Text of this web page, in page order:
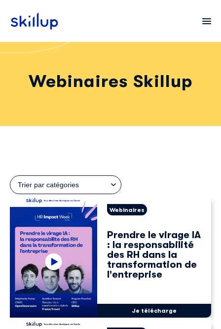
Clients
Webinaires Skillup
Trier par catégories
Webinaires
Prendre le virage IA
: la responsabilité
des RH dans la
transformation de
l'entreprise
Je télécharge